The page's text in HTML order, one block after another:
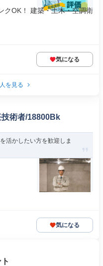
クOK！ 建築・土木・空調衛
気になる
を見る
術者/18800Bk
活かしたい方を歓迎しま
気になる